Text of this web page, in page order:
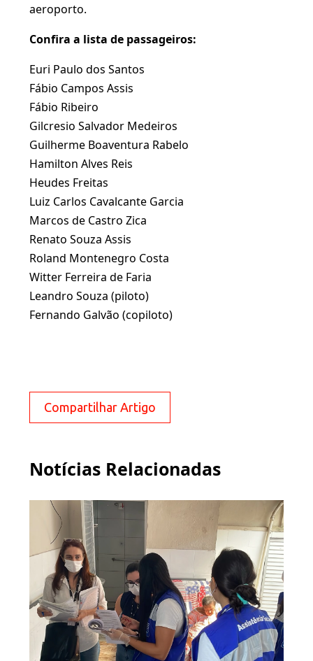
aeroporto.
Confira a lista de passageiros:
Euri Paulo dos Santos
Fábio Campos Assis
Fábio Ribeiro
Gilcresio Salvador Medeiros
Guilherme Boaventura Rabelo
Hamilton Alves Reis
Heudes Freitas
Luiz Carlos Cavalcante Garcia
Marcos de Castro Zica
Renato Souza Assis
Roland Montenegro Costa
Witter Ferreira de Faria
Leandro Souza (piloto)
Fernando Galvão (copiloto)
Compartilhar Artigo
Notícias Relacionadas